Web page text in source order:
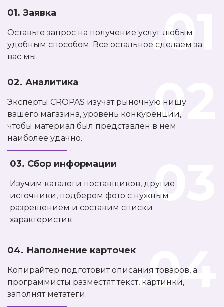
.01
01. Заявка
Оставьте запрос на получение услуг любым
удобным способом. Все остальное сделаем за
вас мы.
.02
02. Аналитика
Эксперты CROPAS изучат рыночную нишу
вашего магазина, уровень конкуренции,
чтобы материал был представлен в нем
наиболее удачно.
.03
03. Сбор информации
Изучим каталоги поставщиков, другие
источники, подберем фото с нужным
разрешением и составим списки
характеристик.
.04
04. Наполнение карточек
Копирайтер подготовит описания товаров, а
программисты разместят текст, картинки,
заполнят метатеги.